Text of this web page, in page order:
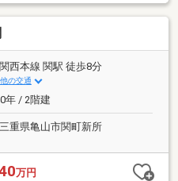
関西本線 関駅 徒歩8分
の交通
年 / 2階建
三重県亀山市関町新所
万円